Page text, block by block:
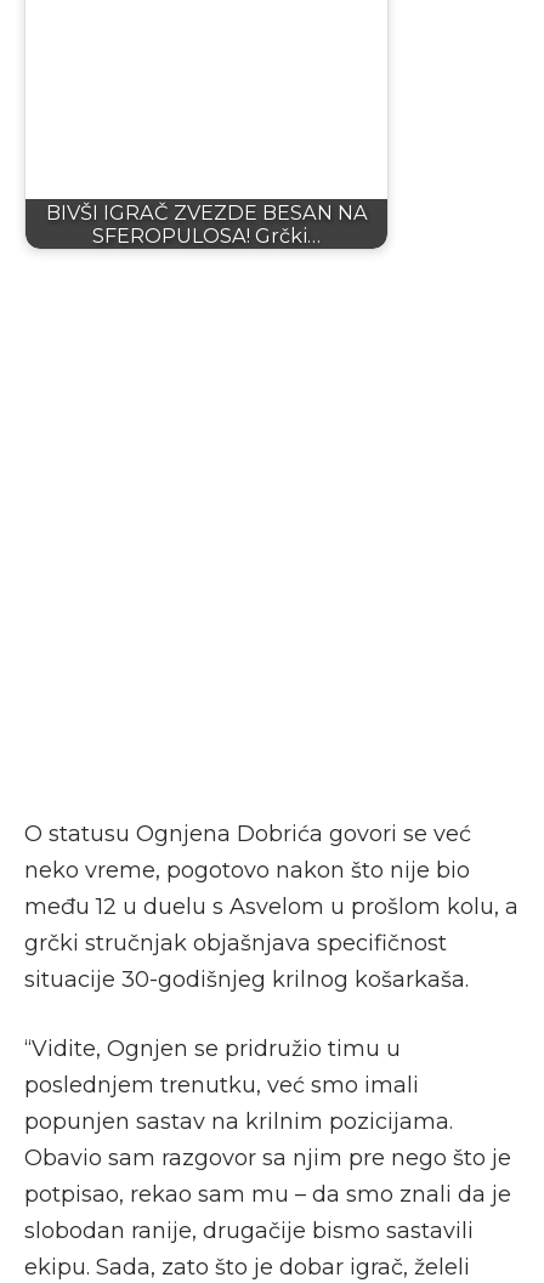
BIVŠI IGRAČ ZVEZDE BESAN NA
SFEROPULOSA! Grčki…
O statusu Ognjena Dobrića govori se već
neko vreme, pogotovo nakon što nije bio
među 12 u duelu s Asvelom u prošlom kolu, a
grčki stručnjak objašnjava specifičnost
situacije 30-godišnjeg krilnog košarkaša.
“Vidite, Ognjen se pridružio timu u
poslednjem trenutku, već smo imali
popunjen sastav na krilnim pozicijama.
Obavio sam razgovor sa njim pre nego što je
potpisao, rekao sam mu – da smo znali da je
slobodan ranije, drugačije bismo sastavili
ekipu. Sada, zato što je dobar igrač, želeli